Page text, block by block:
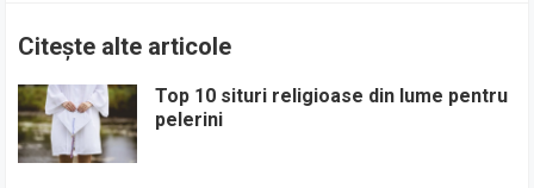
Citește alte articole
Top 10 situri religioase din lume pentru
pelerini